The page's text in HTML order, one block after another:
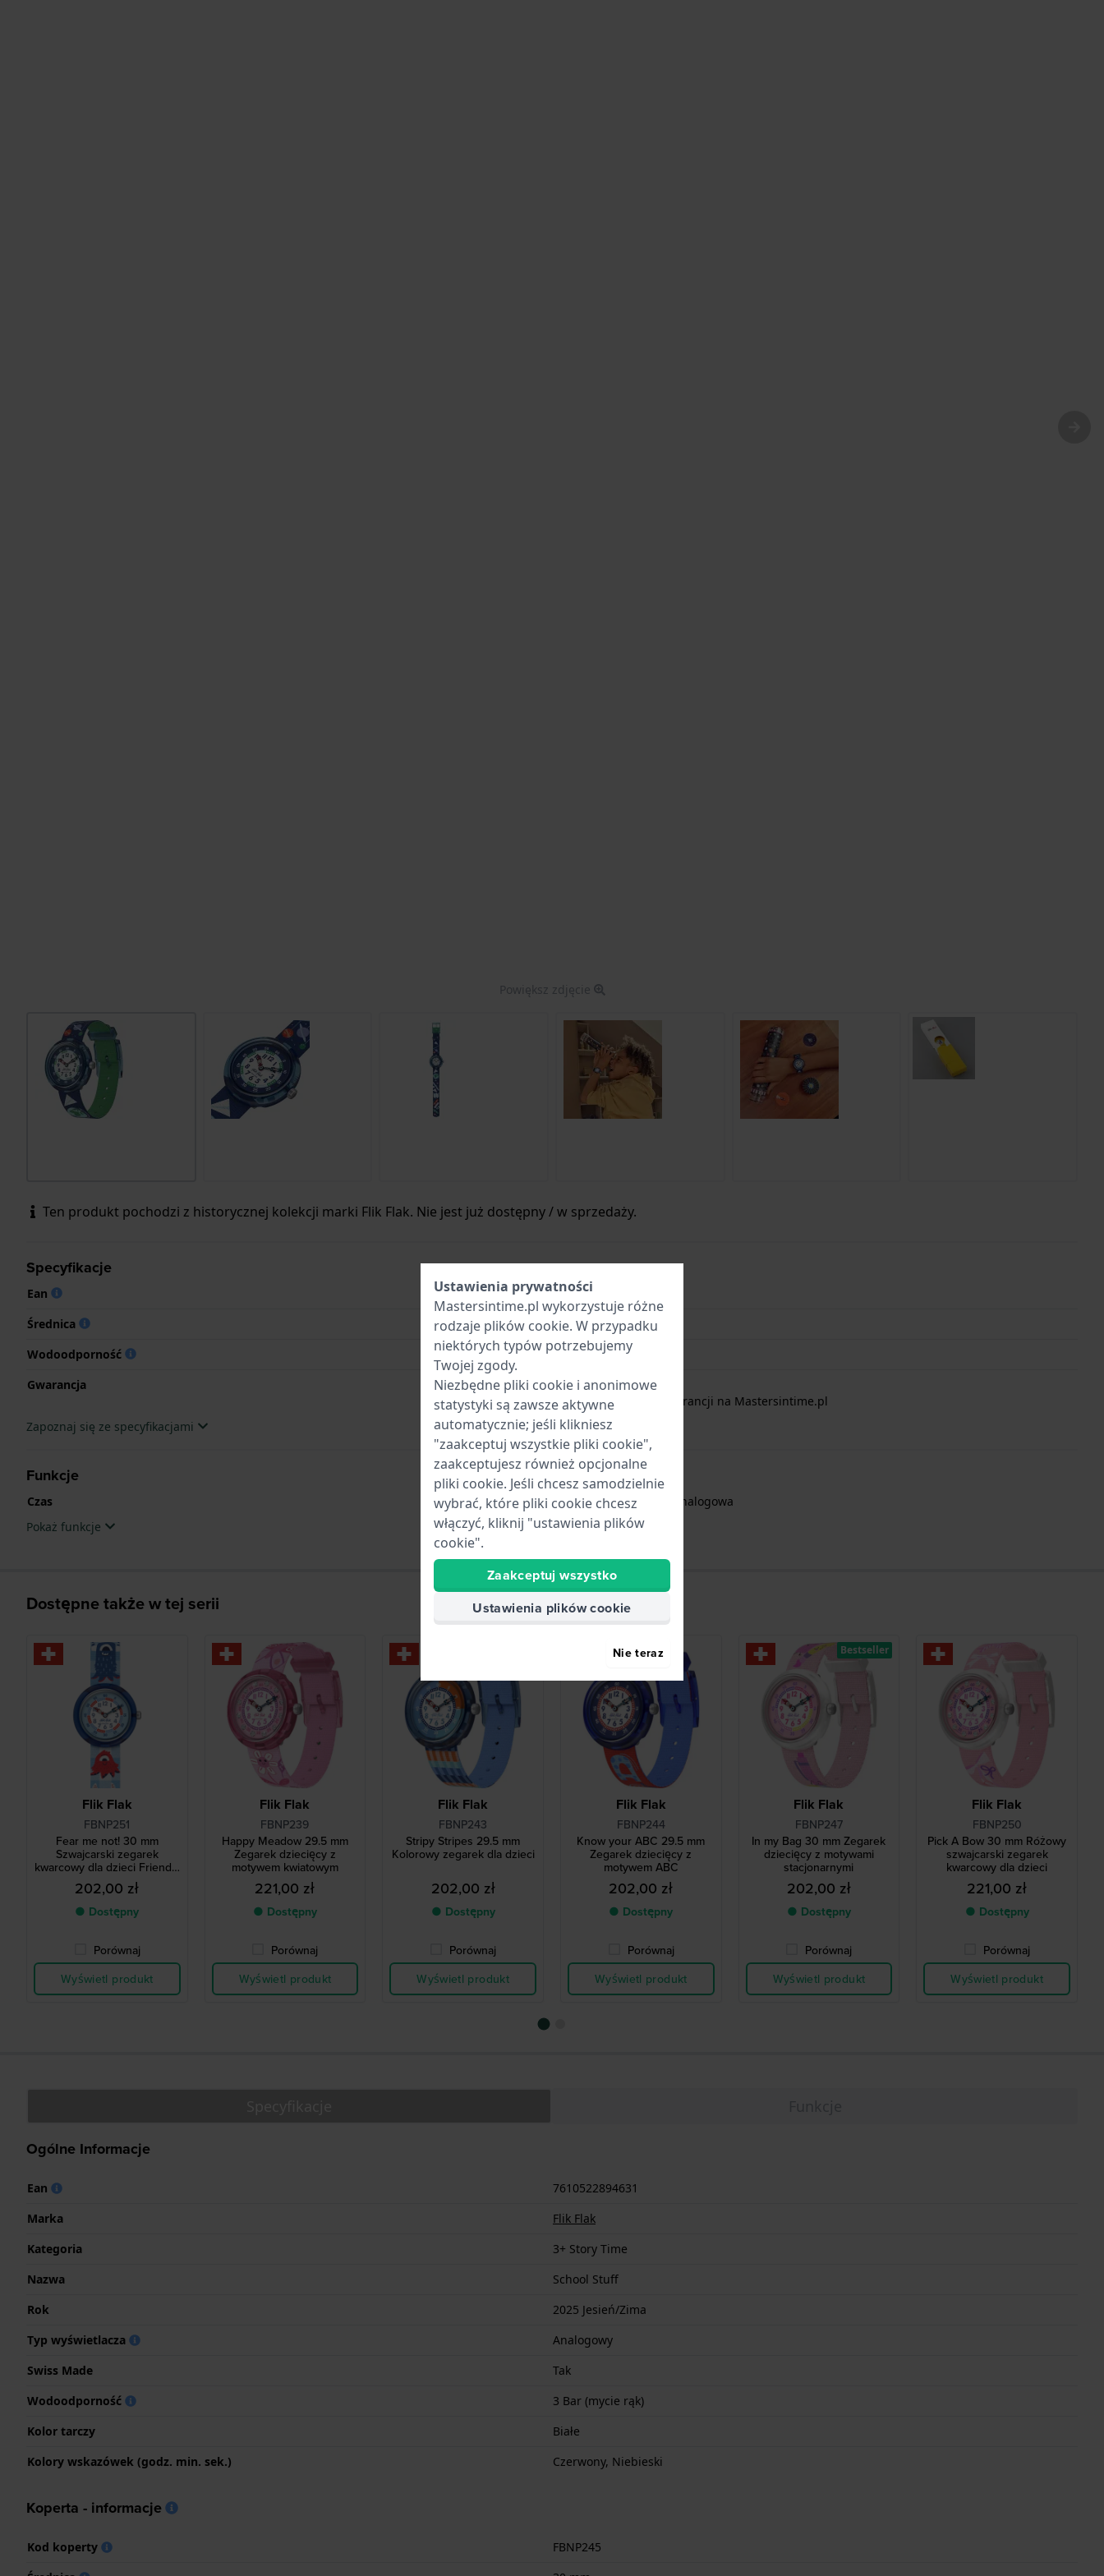
Powiększ zdjęcie
Ten produkt pochodzi z historycznej kolekcji marki Flik Flak. Nie jest już dostępny / w sprzedaży.
Specyfikacje
Ean
7610522894631
Średnica
30 mm
Wodoodporność
3 Bar (mycie rąk)
Gwarancja
2-letnia gwarancja
Bezpłatnie
1 rok gwarancji na Mastersintime.pl
Zapoznaj się ze specyfikacjami
Funkcje
Czas
Godziny - Wskazówka analogowa
Pokaż funkcje
Dostępne także w tej serii
Flik Flak
FBNP251
Fear me not! 30 mm
Szwajcarski zegarek
kwarcowy dla dzieci Friendly
Monsters
202,00 zł
● Dostępny
Porównaj
Wyświetl produkt
Flik Flak
FBNP239
Happy Meadow 29.5 mm
Zegarek dziecięcy z
motywem kwiatowym
221,00 zł
● Dostępny
Porównaj
Wyświetl produkt
Flik Flak
FBNP243
Stripy Stripes 29.5 mm
Kolorowy zegarek dla dzieci
202,00 zł
● Dostępny
Porównaj
Wyświetl produkt
Flik Flak
FBNP244
Know your ABC 29.5 mm
Zegarek dziecięcy z
motywem ABC
202,00 zł
● Dostępny
Porównaj
Wyświetl produkt
Flik Flak
FBNP247
In my Bag 30 mm Zegarek
dziecięcy z motywami
stacjonarnymi
202,00 zł
● Dostępny
Porównaj
Wyświetl produkt
Bestseller
Flik Flak
FBNP250
Pick A Bow 30 mm Różowy
szwajcarski zegarek
kwarcowy dla dzieci
221,00 zł
● Dostępny
Porównaj
Wyświetl produkt
Ogólne Informacje
Ean
7610522894631
Marka
Flik Flak
Kategoria
3+ Story Time
Nazwa
School Stuff
Rok
2025 Jesień/Zima
Typ wyświetlacza
Analogowy
Swiss Made
Tak
Wodoodporność
3 Bar (mycie rąk)
Kolor tarczy
Białe
Kolory wskazówek (godz. min. sek.)
Czerwony, Niebieski
Koperta - informacje
Kod koperty
FBNP245
Ustawienia prywatności
Mastersintime.pl wykorzystuje różne
rodzaje plików cookie. W przypadku
niektórych typów potrzebujemy
Twojej zgody.
Niezbędne pliki cookie i anonimowe
statystyki są zawsze aktywne
automatycznie; jeśli klikniesz
"zaakceptuj wszystkie pliki cookie",
zaakceptujesz również opcjonalne
pliki cookie. Jeśli chcesz samodzielnie
wybrać, które pliki cookie chcesz
włączyć, kliknij "ustawienia plików
cookie".
Zaakceptuj wszystko
Ustawienia plików cookie
Nie teraz